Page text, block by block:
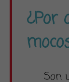
¿Por
Son